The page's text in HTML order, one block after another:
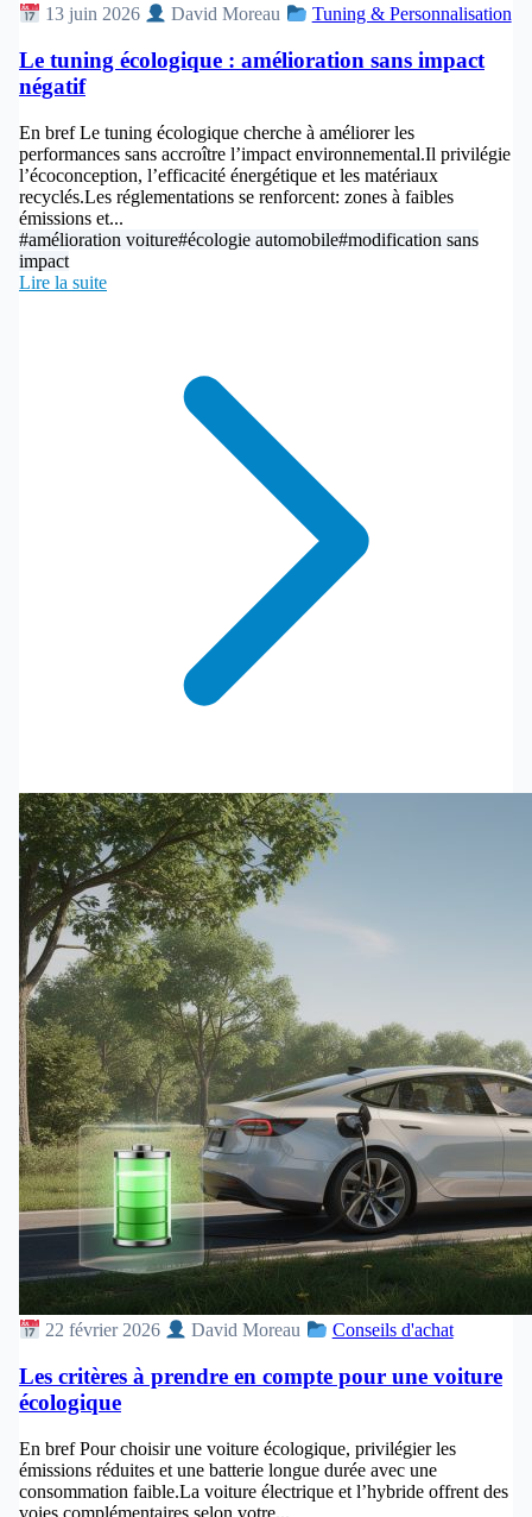
13 juin 2026 David Moreau Tuning & Personnalisation
Le tuning écologique : amélioration sans impact
négatif
En bref Le tuning écologique cherche à améliorer les
performances sans accroître l’impact environnemental.Il privilégie
l’écoconception, l’efficacité énergétique et les matériaux
recyclés.Les réglementations se renforcent: zones à faibles
émissions et...
#amélioration voiture#écologie automobile#modification sans
impact
Lire la suite
22 février 2026 David Moreau Conseils d'achat
Les critères à prendre en compte pour une voiture
écologique
En bref Pour choisir une voiture écologique, privilégier les
émissions réduites et une batterie longue durée avec une
consommation faible.La voiture électrique et l’hybride offrent des
voies complémentaires selon votre...